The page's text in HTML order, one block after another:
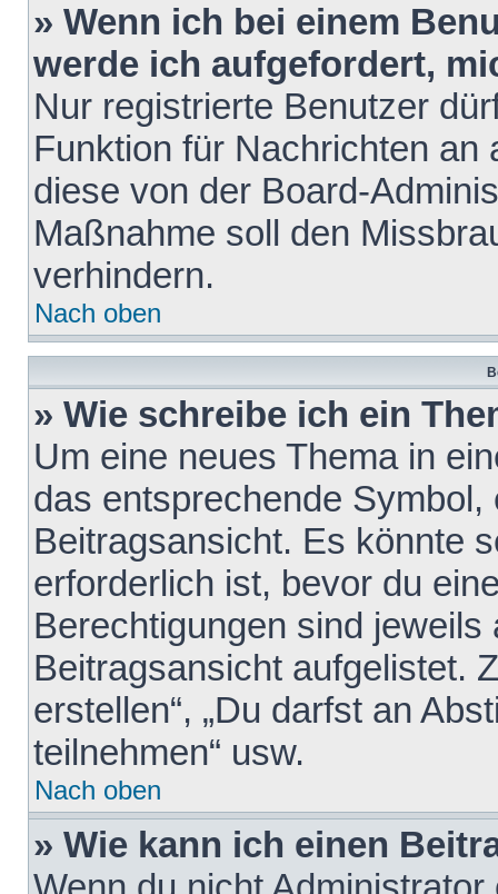
» Wenn ich bei einem
werde ich aufgefordert,
Nur registrierte Benutzer
Funktion für Nachrichten
diese von der Board-
Maßnahme soll den
verhindern.
Nach oben
» Wie schreibe ich ein
Um eine neues Thema in
das entsprechende
Beitragsansicht. Es könnte
erforderlich ist, bevor du
Berechtigungen sind
Beitragsansicht aufgelistet.
erstellen“, „Du darfst an
teilnehmen“ usw.
Nach oben
» Wie kann ich einen